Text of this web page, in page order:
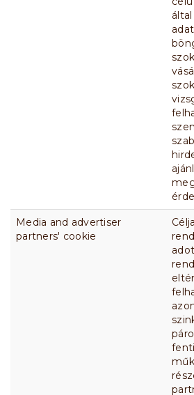
Media and advertiser
partners' cookie